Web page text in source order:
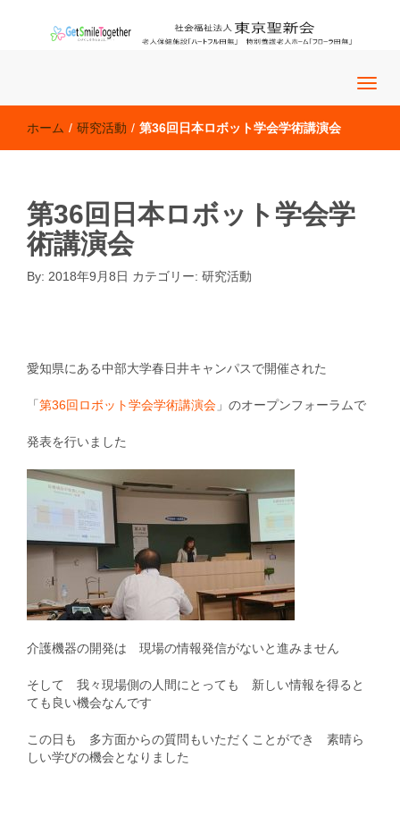
ホーム / 研究活動 / 第36回日本ロボット学会学術講演会
第36回日本ロボット学会学
術講演会
By: 2018年9月8日 カテゴリー: 研究活動
愛知県にある中部大学春日井キャンパスで開催された
「 第36回ロボット学会学術講演会 」のオープンフォーラムで
発表を行いました
介護機器の開発は 現場の情報発信がないと進みません
そして 我々現場側の人間にとっても 新しい情報を得ると
ても良い機会なんです
この日も 多方面からの質問もいただくことができ 素晴ら
しい学びの機会となりました